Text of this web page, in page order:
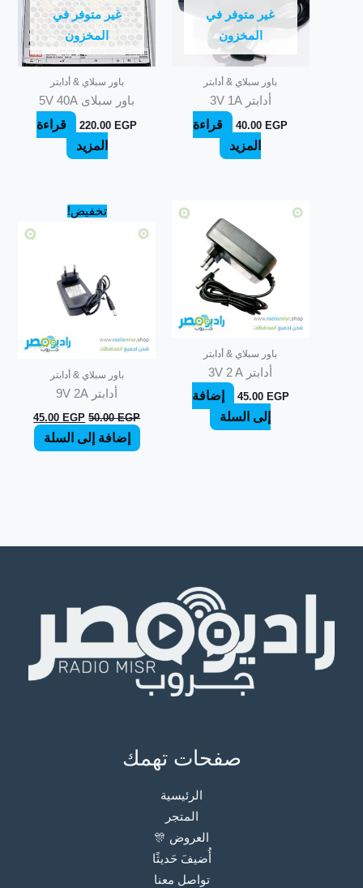
غير متوفر في
المخزون
باور سبلاي & أدابتر
أدابتر 3V 1A
40.00EGP
قراءة
المزيد
غير متوفر في
المخزون
باور سبلاي & أدابتر
باور سبلاى 5V 40A
220.00EGP
قراءة
المزيد
باور سبلاي & أدابتر
أدابتر 3V 2 A
45.00 EGP
إضافة
إلى السلة
تخفيض!
باور سبلاي & أدابتر
أدابتر 9V 2A
50.00EGP
السعر
الأصلي
45.00 EGP
هو:
إضافة إلى السلة
صفحات تهمك
الرئيسية
المتجر
العروض 🎊
أُضيفَ حَديثًا
تواصل معنا